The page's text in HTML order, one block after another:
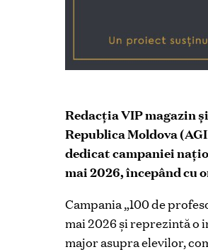
Redacția VIP magazin
Republica Moldova
dedicat campaniei
mai 2026, începând cu
Campania „100 de
mai 2026 și reprezintă o
major asupra elevilor,